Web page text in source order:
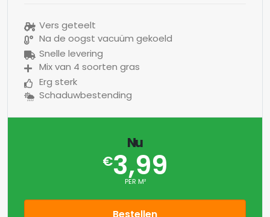
Vers geteelt
Na de oogst vacuüm gekoeld
Snelle levering
Mix van 4 soorten gras
Erg sterk
Schaduwbestending
Nu
€3,99
PER M²